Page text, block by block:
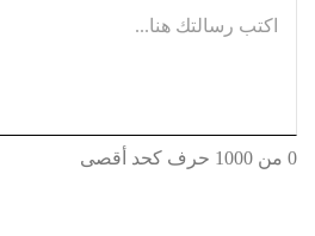
0 من 1000 حرف كحد أقصى